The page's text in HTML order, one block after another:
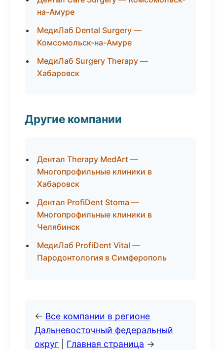
на-Амуре
МедиЛаб Dental Surgery —
Комсомольск-на-Амуре
МедиЛаб Surgery Therapy —
Хабаровск
Другие компании
Дентал Therapy MedArt —
Многопрофильные клиники в
Хабаровск
Дентал ProfiDent Stoma —
Многопрофильные клиники в
Челябинск
МедиЛаб ProfiDent Vital —
Пародонтология в Симферополь
← Все компании в регионе
Дальневосточный федеральный
округ
Главная страница →